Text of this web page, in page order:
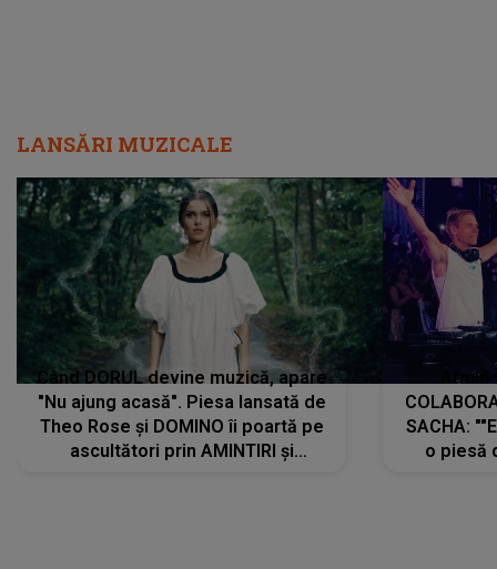
LANSĂRI MUZICALE
Când DORUL devine muzică, apare
"Nu ajung acasă". Piesa lansată de
Theo Rose și DOMINO îi poartă pe
ascultători prin AMINTIRI și
SACHA:
o piesă